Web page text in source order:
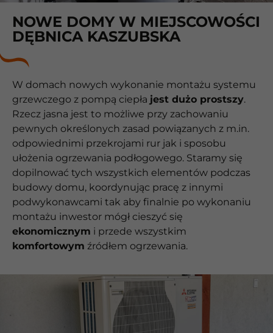
NOWE DOMY W MIEJSCOWOŚCI
DĘBNICA KASZUBSKA
W domach nowych wykonanie montażu systemu
grzewczego z pompą ciepła jest dużo prostszy.
Rzecz jasna jest to możliwe przy zachowaniu
pewnych określonych zasad powiązanych z m.in.
odpowiednimi przekrojami rur jak i sposobu
ułożenia ogrzewania podłogowego. Staramy się
dopilnować tych wszystkich elementów podczas
budowy domu, koordynując pracę z innymi
podwykonawcami tak aby finalnie po wykonaniu
montażu inwestor mógł cieszyć się
ekonomicznym i przede wszystkim
komfortowym źródłem ogrzewania.